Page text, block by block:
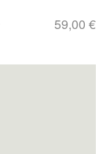
59,00€